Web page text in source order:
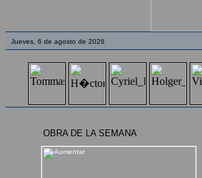
Jueves, 6 de agosto de 2026
OBRA DE LA SEMANA